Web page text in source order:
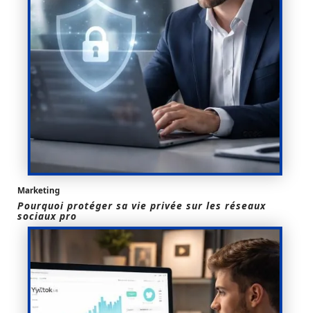
Marketing
Pourquoi protéger sa vie privée sur les réseaux
sociaux pro